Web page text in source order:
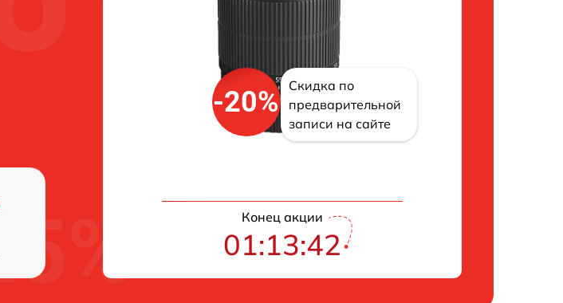
-20%
Скидка по
предварительной
записи на сайте
Конец акции
01:13:41